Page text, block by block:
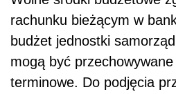
rachunku bieżącym w
budżet jednostki
mogą być
terminowe. Do podjęcia